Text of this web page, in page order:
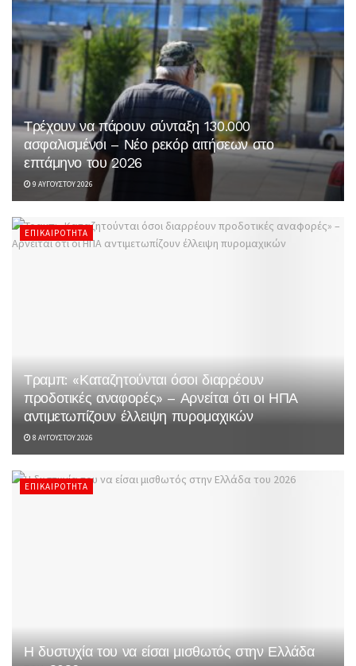
Τρέχουν να πάρουν σύνταξη 130.000
ασφαλισμένοι – Νέο ρεκόρ αιτήσεων στο
επτάμηνο του 2026
9 ΑΥΓΟΎΣΤΟΥ 2026
ΕΠΙΚΑΙΡΌΤΗΤΑ
Τραμπ: «Καταζητούνται όσοι διαρρέουν
προδοτικές αναφορές» – Αρνείται ότι οι ΗΠΑ
αντιμετωπίζουν έλλειψη πυρομαχικών
8 ΑΥΓΟΎΣΤΟΥ 2026
ΕΠΙΚΑΙΡΌΤΗΤΑ
Η δυστυχία του να είσαι μισθωτός στην Ελλάδα